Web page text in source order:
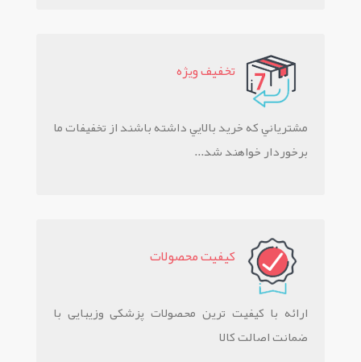
تخفيف ويژه
مشترياني که خريد بالايي داشته باشند از تخفيفات ما
برخوردار خواهند شد...
کيفيت محصولات
ارائه با کیفیت ترین محصولات پزشکی وزیبایی با
ضمانت اصالت کالا